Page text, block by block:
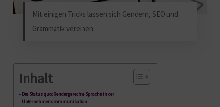
Mit einigen Tricks lassen sich Gendern, SEO und
Grammatik vereinen.
Inhalt
Der Status quo: Gendergerechte Sprache in der
Unternehmenskommunikation